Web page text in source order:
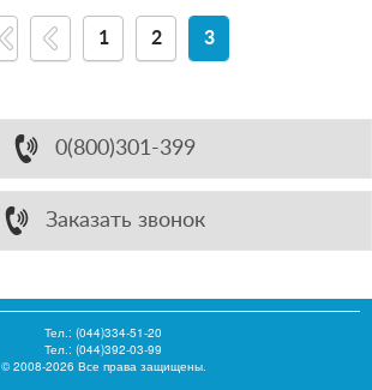
1 2 3
0(800)301-399
Заказать звонок
Тел.: (044)334-51-20
Тел.: (044)392-03-99
© 2008-2026 Все права защищены.